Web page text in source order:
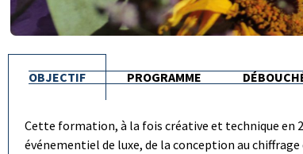
OBJECTIF PROGRAMME
Cette formation, à la fois créative et technique en
événementiel de luxe, de la conception au